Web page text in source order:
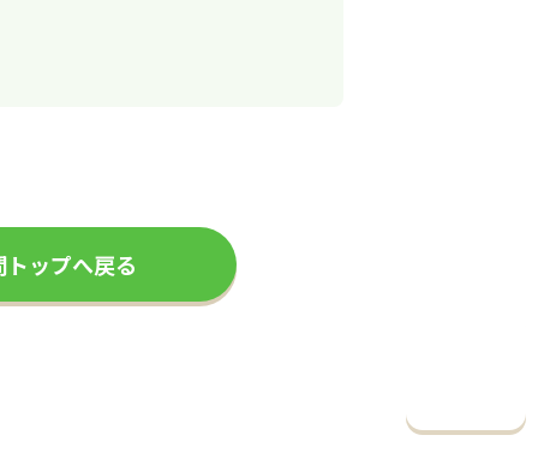
ップへ戻る